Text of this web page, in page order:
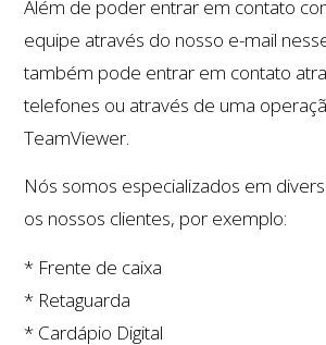
Além de poder entrar em contato
equipe através do nosso e-mail
também pode entrar em contato
telefones ou através de uma
TeamViewer.
Nós somos especializados em
os nossos clientes, por exemplo:
* Frente de caixa
* Retaguarda
* Cardápio Digital